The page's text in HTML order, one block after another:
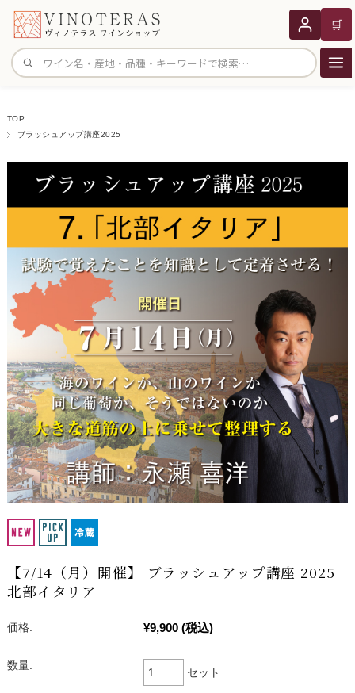
サイト内検索
🛒
TOP
ブラッシュアップ講座2025
【7/14（月）開催】 ブラッシュアップ講座 2025
北部イタリア
価格: ¥9,900 (税込)
数量:
セット